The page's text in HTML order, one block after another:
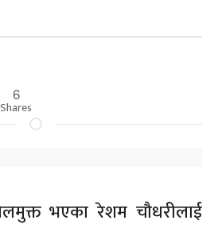
6
Shares
भएका रेशम चौधरीलाई